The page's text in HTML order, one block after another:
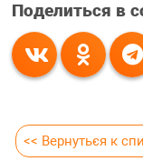
Поделиться в
<< Вернуться к